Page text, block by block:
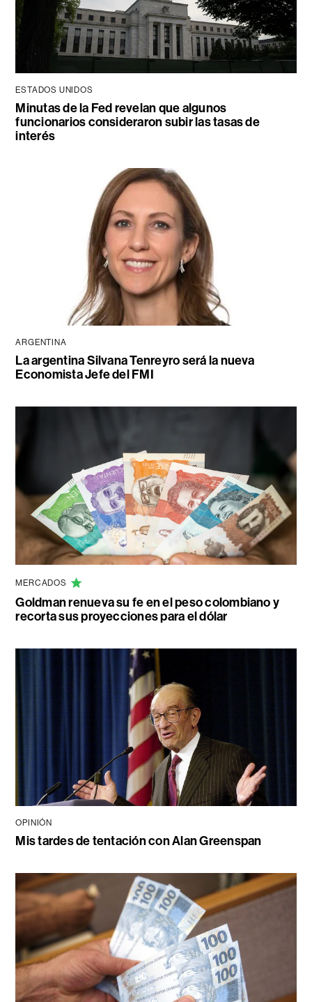
ESTADOS UNIDOS
Minutas de la Fed revelan que algunos
funcionarios consideraron subir las tasas de
interés
ARGENTINA
La argentina Silvana Tenreyro será la nueva
Economista Jefe del FMI
MERCADOS
Goldman renueva su fe en el peso colombiano y
recorta sus proyecciones para el dólar
OPINIÓN
Mis tardes de tentación con Alan Greenspan